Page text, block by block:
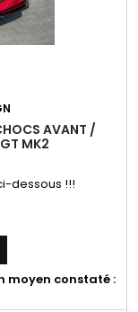
AVANT /
MK2
dessous !!!
moyen constaté :